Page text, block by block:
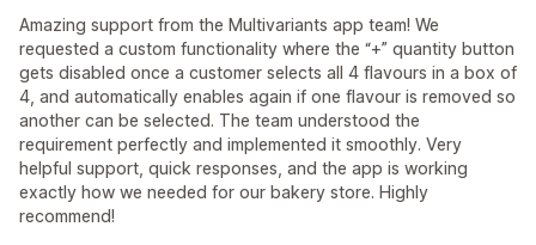
Amazing support from the Multivariants app team! We
requested a custom functionality where the “+” quantity button
gets disabled once a customer selects all 4 flavours in a box of
4, and automatically enables again if one flavour is removed so
another can be selected. The team understood the
requirement perfectly and implemented it smoothly. Very
helpful support, quick responses, and the app is working
exactly how we needed for our bakery store. Highly
recommend!